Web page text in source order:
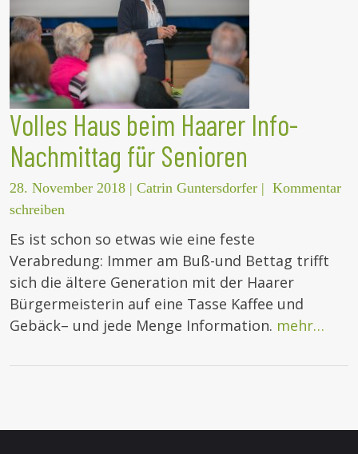
Volles Haus beim Haarer Info-
Nachmittag für Senioren
28. November 2018 | Catrin Guntersdorfer | Kommentar
schreiben
Es ist schon so etwas wie eine feste
Verabredung: Immer am Buß-und Bettag trifft
sich die ältere Generation mit der Haarer
Bürgermeisterin auf eine Tasse Kaffee und
Gebäck– und jede Menge Information. mehr…